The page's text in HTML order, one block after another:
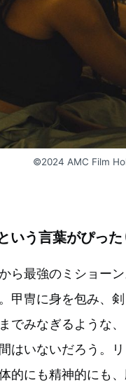
©2024 AMC Film
いう言葉がぴっ
ら最強のミショー
甲冑に身を包み、
でみなぎるような
はいないだろう。
的にも精神的にも